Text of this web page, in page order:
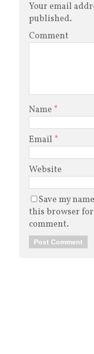
Your email
published.
Comment
Name *
Email *
Website
Save my
this browser
comment.